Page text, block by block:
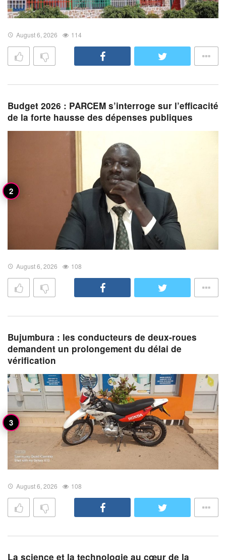
August 6, 2026 114
Budget 2026 : PARCEM s’interroge sur l’efficacité
de la forte hausse des dépenses publiques
August 6, 2026 108
Bujumbura : les conducteurs de deux-roues
demandent un prolongement du délai de
vérification
August 6, 2026 108
La science et la technologie au cœur de la